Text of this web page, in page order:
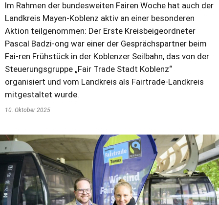
Im Rahmen der bundesweiten Fairen Woche hat auch der
Landkreis Mayen-Koblenz aktiv an einer besonderen
Aktion teilgenommen: Der Erste Kreisbeigeordneter
Pascal Badzi-ong war einer der Gesprächspartner beim
Fai-ren Frühstück in der Koblenzer Seilbahn, das von der
Steuerungsgruppe „Fair Trade Stadt Koblenz“
organisiert und vom Landkreis als Fairtrade-Landkreis
mitgestaltet wurde.
10. Oktober 2025